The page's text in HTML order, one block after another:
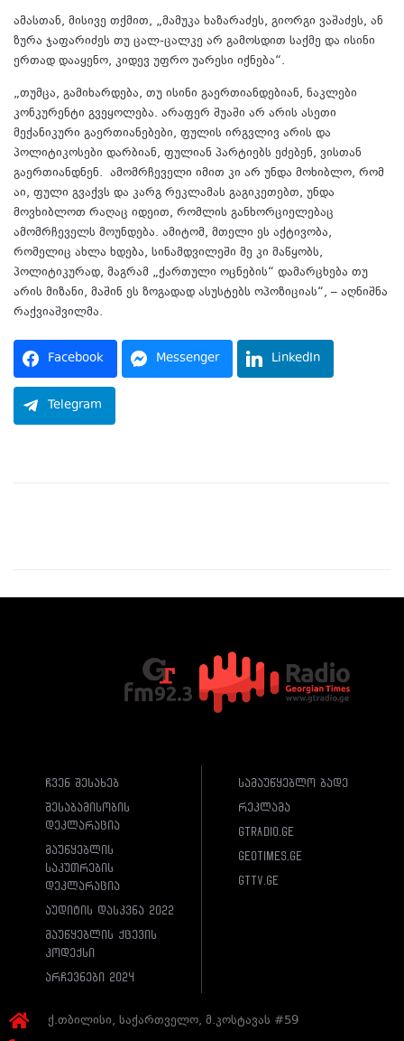
ამასთან, მისივე თქმით, „მამუკა ხაზარაძეს, გიორგი ვაშაძეს, ან
ზურა ჯაფარიძეს თუ ცალ-ცალკე არ გამოსდით საქმე და ისინი
ერთად დააყენო, კიდევ უფრო უარესი იქნება“.
„თუმცა, გამიხარდება, თუ ისინი გაერთიანდებიან, ნაკლები
კონკურენტი გვეყოლება. არაფერ შუაში არ არის ასეთი
მექანიკური გაერთიანებები, ფულის ირგვლივ არის და
პოლიტიკოსები დარბიან, ფულიან პარტიებს ეძებენ, ვისთან
გაერთიანდნენ. ამომრჩეველი იმით კი არ უნდა მოხიბლო, რომ
აი, ფული გვაქვს და კარგ რეკლამას გაგიკეთებთ, უნდა
მოვხიბლოთ რაღაც იდეით, რომლის განხორციელებაც
ამომრჩეველს მოუნდება. ამიტომ, მთელი ეს აქტივობა,
რომელიც ახლა ხდება, სინამდვილეში მე კი მაწყობს,
პოლიტიკურად, მაგრამ „ქართული ოცნების“ დამარცხება თუ
არის მიზანი, მაშინ ეს ზოგადად ასუსტებს ოპოზიციას“, – აღნიშნა
რაქვიაშვილმა.
Facebook Messenger LinkedIn
Telegram
ჩვენ შესახებ
შესაბამისობის
დეკლარაცია
მაუწყებლის
საკუთრების
დეკლარაცია
აუდიტის დასკვნა 2022
მაუწყებლის ქცევის
კოდექსი
არჩევნები 2024
სამაუწყებლო ბადე
რეკლამა
gtradio.ge
geotimes.ge
gttv.ge
ქ.თბილისი, საქართველო, მ.კოსტავას #59